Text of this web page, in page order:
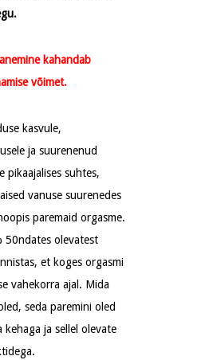
kahandab
võimet.
kasvule,
ja suurenenud
pikaajalises suhtes,
vanuse suurenedes
paremaid orgasme.
50ndates olevatest
et koges orgasmi
vahekorra ajal. Mida
seda paremini oled
ja sellel olevate